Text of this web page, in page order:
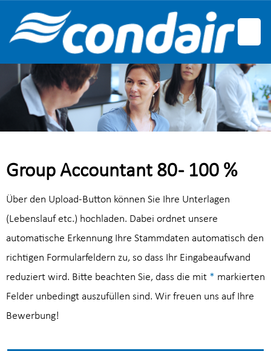
Deutsch Englisch Französisch
Group Accountant 80 - 100 %
Über den Upload-Button können Sie Ihre Unterlagen
(Lebenslauf etc.) hochladen. Dabei ordnet unsere
automatische Erkennung Ihre Stammdaten automatisch den
richtigen Formularfeldern zu, so dass Ihr Eingabeaufwand
reduziert wird. Bitte beachten Sie, dass die mit * markierten
Felder unbedingt auszufüllen sind. Wir freuen uns auf Ihre
Bewerbung!